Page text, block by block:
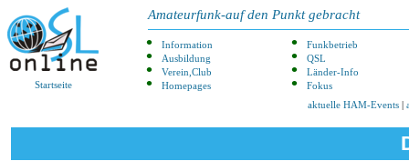
Startseite
Amateurfunk-auf den Punkt gebracht
Information
Funkbetrieb
Ausbildung
QSL
Verein,Club
Länder-Info
Homepages
Fokus
aktuelle HAM-Events